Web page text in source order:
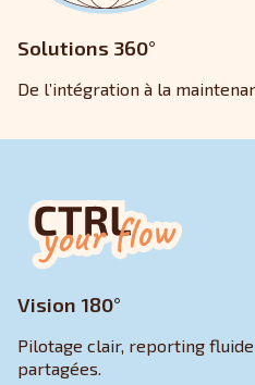
Solutions 360°
De l’intégration à la
Vision 180°
Pilotage clair, reporting
partagées.